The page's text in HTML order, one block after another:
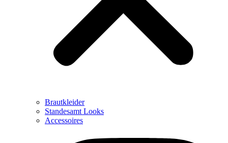
Brautkleider
Standesamt Looks
Accessoires